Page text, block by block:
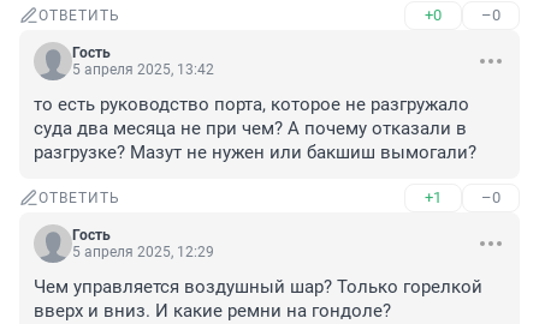
ОТВЕТИТЬ +0 –0
Гость
5 апреля 2025, 13:42
то есть руководство порта, которое не разгружало
суда два месяца не при чем? А почему отказали в
разгрузке? Мазут не нужен или бакшиш вымогали?
ОТВЕТИТЬ +1 –0
Гость
5 апреля 2025, 12:29
Чем управляется воздушный шар? Только горелкой
вверх и вниз. И какие ремни на гондоле?